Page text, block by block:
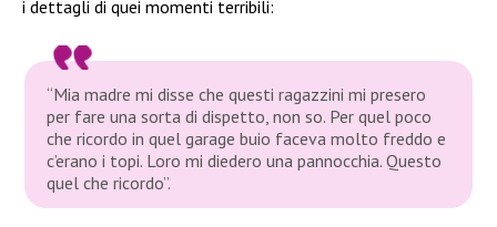
i dettagli di quei momenti terribili:
“Mia madre mi disse che questi ragazzini mi presero
per fare una sorta di dispetto, non so. Per quel poco
che ricordo in quel garage buio faceva molto freddo e
c’erano i topi. Loro mi diedero una pannocchia. Questo
quel che ricordo”.